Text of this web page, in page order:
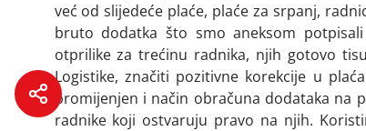
već od slijedeće plaće, plaće za srpanj,
bruto dodatka što smo aneksom
otprilike za trećinu radnika, njih gotovo
Logistike, značiti pozitivne korekcije u
promijenjen i način obračuna dodataka na
radnike koji ostvaruju pravo na njih.